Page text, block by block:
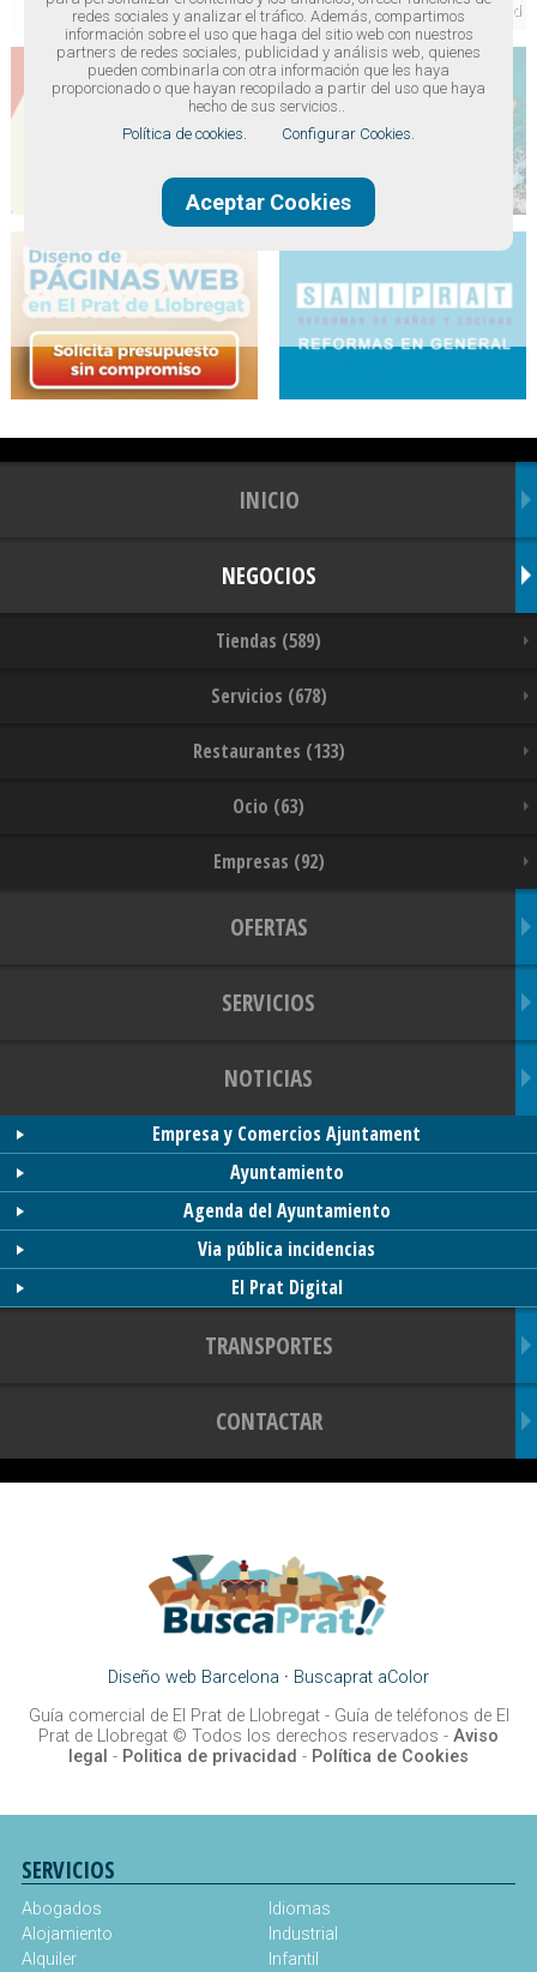
INICIO
NEGOCIOS
Tiendas (589)
Servicios (678)
Restaurantes (133)
Ocio (63)
Empresas (92)
OFERTAS
SERVICIOS
NOTICIAS
Empresa y Comercios Ajuntament
Ayuntamiento
Agenda del Ayuntamiento
Via pública incidencias
El Prat Digital
TRANSPORTES
CONTACTAR
Diseño web Barcelona · Buscaprat aColor
Guía comercial de El Prat de Llobregat - Guía de teléfonos de El
Prat de Llobregat © Todos los derechos reservados - Aviso
legal - Politica de privacidad - Política de Cookies
SERVICIOS
Abogados
Alojamiento
Alquiler
Idiomas
Industrial
Infantil
redes sociales y analizar el tráfico. Además, compartimos
información sobre el uso que haga del sitio web con nuestros
partners de redes sociales, publicidad y análisis web, quienes
pueden combinarla con otra información que les haya
proporcionado o que hayan recopilado a partir del uso que haya
hecho de sus servicios..
Política de cookies.
Configurar Cookies.
Aceptar Cookies